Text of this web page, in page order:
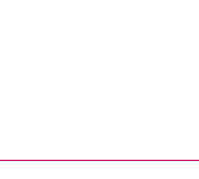
neues Fenster)
öffnet neues